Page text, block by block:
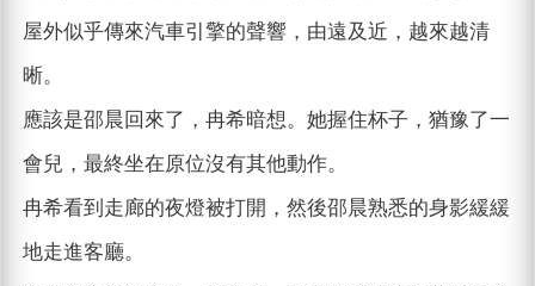
屋外似乎傳來汽車引擎的聲響，由遠及近，越來越清
晰。
應該是邵晨回來了，冉希暗想。她握住杯子，猶豫了一
會兒，最終坐在原位沒有其他動作。
冉希看到走廊的夜燈被打開，然後邵晨熟悉的身影緩緩
地走進客廳。